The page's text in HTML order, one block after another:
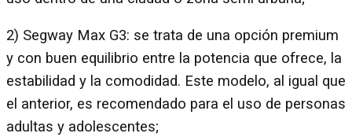
2) Segway Max G3: se trata de una opción premium
y con buen equilibrio entre la potencia que ofrece, la
estabilidad y la comodidad. Este modelo, al igual que
el anterior, es recomendado para el uso de personas
adultas y adolescentes;